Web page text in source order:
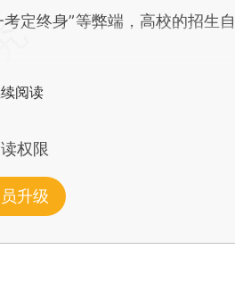
定终身”等弊端，高校的招生自
阅读
权限
升级